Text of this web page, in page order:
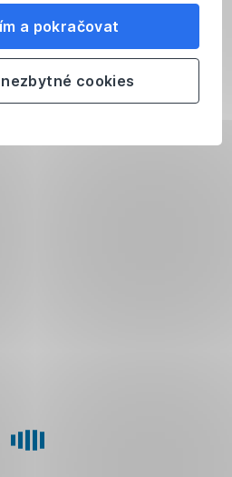
a pokračovat
cookies